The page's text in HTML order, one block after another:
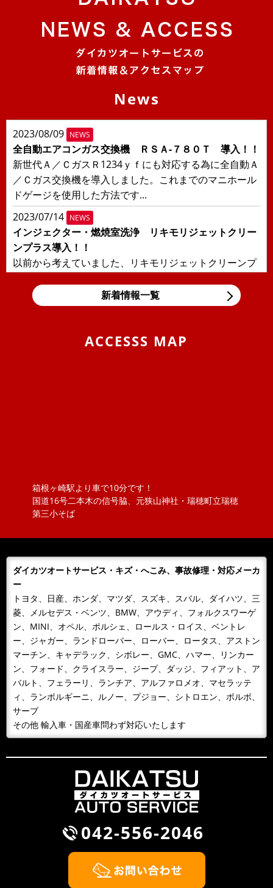
News
2023/08/09 NEWS
全自動エアコンガス交換機 ＲＳＡ-７８０Ｔ 導入！！
新世代Ａ／ＣガスＲ1234ｙｆにも対応する為に全自動Ａ
／Ｃガス交換機を導入しました。これまでのマニホール
ドゲージを使用した方法です...
2023/07/14 NEWS
インジェクター・燃焼室洗浄 リキモリジェットクリー
ンプラス導入！！
以前から考えていました、リキモリジェットクリーンプ
多い直噴エンジンの燃焼室汚れ、...
息子の大好きな箱スカGT-Rと最近うちの息子の車好きが
2018/11/20 NEWS
ボジョレーヌーボ！！
客様にその年のボジョレーをさしあげております。ご購
入の皆様 ありがとうございまし...
カレンダーをお送りします。
今年もあとわずか、来年のカレンダーが届きました！！
日頃、お世話になっているお客様へお届けいたします。
どうぞよろしくお願いいたします...
2018/10/09
NEWS
１０月９日 整備主任者技術講習
１０月９日 整備主任者技術講習会の為ＡＭ１０：００
～ＰＭ４：３０ごろまで工場を閉めています。緊急の場
合携帯に転送となるため042-...
雨が降るとタイヤ屋が儲かる？！
風が吹くと桶屋が儲かるということわざがありますが、
このところ雨が続いて，そのせいかわかりませんが、パ
ンクして走れないから何とかして...
2018/09/30 NEWS
BMW Z3 車検整備
新着情報一覧
ACCESSS MAP
箱根ヶ崎駅より車で10分です！
国道16号二本木の信号脇、元狭山神社・瑞穂町立瑞穂
第三小そば
ダイカツオートサービス・キズ・へこみ、事故修理・対応メーカ
ー
トヨタ、日産、ホンダ、マツダ、スズキ、スバル、ダイハツ、三
菱、メルセデス・ベンツ、BMW、アウディ、フォルクスワーゲ
ン、MINI、オペル、ポルシェ、ロールス・ロイス、ベントレ
ー、ジャガー、ランドローバー、ローバー、ロータス、アストン
マーチン、キャデラック、シボレー、GMC、ハマー、リンカー
ン、フォード、クライスラー、ジープ、ダッジ、フィアット、ア
バルト、フェラーリ、ランチア、アルファロメオ、マセラッテ
ィ、ランボルギーニ、ルノー、プジョー、シトロエン、ボルボ、
サーブ
その他 輸入車・国産車問わず対応いたします
042-556-2046